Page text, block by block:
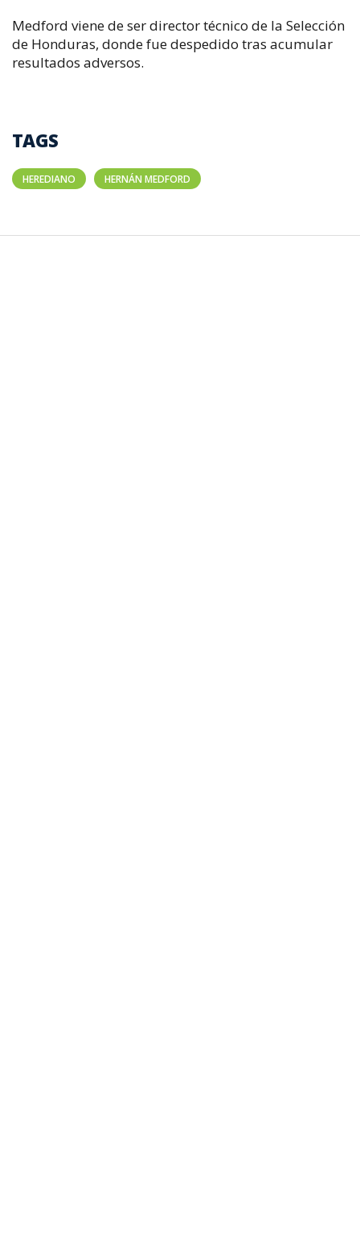
Medford viene de ser director técnico de la Selección
de Honduras, donde fue despedido tras acumular
resultados adversos.
TAGS
HEREDIANO HERNÁN MEDFORD